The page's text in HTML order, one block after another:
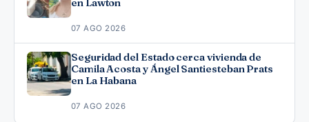
en Lawton
07 AGO 2026
Seguridad del Estado cerca vivienda de
Camila Acosta y Ángel Santiesteban Prats
en La Habana
07 AGO 2026